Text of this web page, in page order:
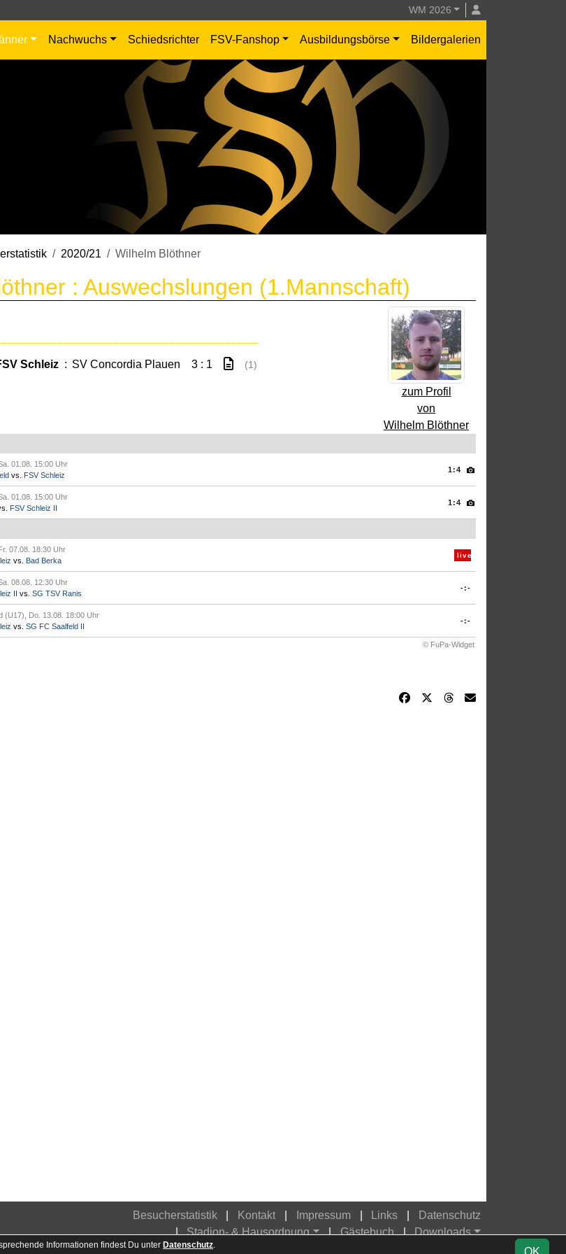
WM 2026
Nachwuchs Schiedsrichter FSV-Fanshop Ausbildungsbörse Bildergalerien
2020/21 Wilhelm Blöthner
: Auswechslungen (1.Mannschaft)
zum Profil
von
Wilhelm Blöthner
Schleiz : SV Concordia Plauen 3 : 1 (1)
01.08. 15:00 Uhr
vs. FSV Schleiz
1:4
01.08. 15:00 Uhr
FSV Schleiz II
1:4
07.08. 18:30 Uhr
vs. Bad Berka
live
08.08. 12:30 Uhr
II vs. SG TSV Ranis
-:-
(U17), Do. 13.08. 18:00 Uhr
vs. SG FC Saalfeld II
-:-
© FuPa-Widget
Besucherstatistik Kontakt Impressum Links
Datenschutz
Stadion- & Hausordnung
Gästebuch
Downloads
OK
Informationen findest Du unter Datenschutz.